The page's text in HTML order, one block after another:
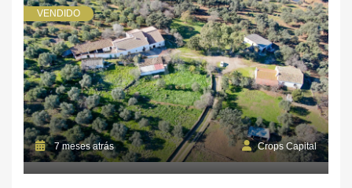
VENDIDO
7 meses atrás Crops Capital